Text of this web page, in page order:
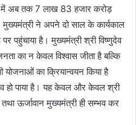
में अब तक 7 लाख 83 हजार करोड़
ने अपने दो साल के कार्यकाल
पहुंचाया है। मुख्यमंत्री श्री विष्णुदेव
का न केवल विश्वास जीता है बल्कि
का क्रियान्वयन किया है
हो पाया है। यह केवल और केवल श्री
ऊर्जावान मुख्यमंत्री ही सम्भव कर